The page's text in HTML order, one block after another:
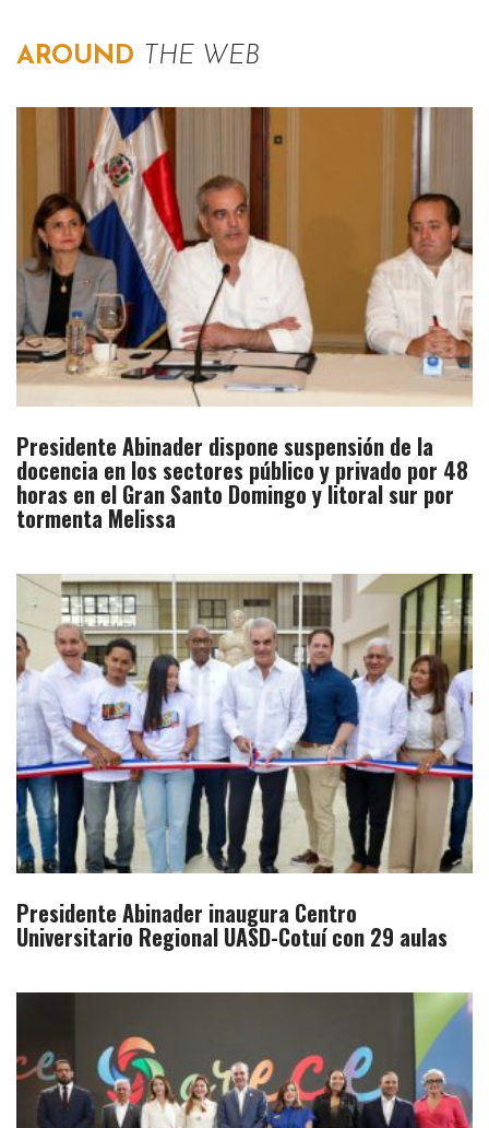
AROUND THE WEB
Presidente Abinader dispone suspensión de la
docencia en los sectores público y privado por 48
horas en el Gran Santo Domingo y litoral sur por
tormenta Melissa
Presidente Abinader inaugura Centro
Universitario Regional UASD-Cotuí con 29 aulas